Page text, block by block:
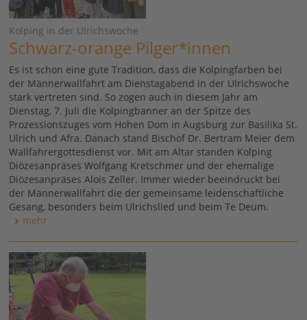
Kolping in der Ulrichswoche
Schwarz-orange Pilger*innen
Es ist schon eine gute Tradition, dass die Kolpingfarben bei
der Männerwallfahrt am Dienstagabend in der Ulrichswoche
stark vertreten sind. So zogen auch in diesem Jahr am
Dienstag, 7. Juli die Kolpingbanner an der Spitze des
Prozessionszuges vom Hohen Dom in Augsburg zur Basilika St.
Ulrich und Afra. Danach stand Bischof Dr. Bertram Meier dem
Wallfahrergottesdienst vor. Mit am Altar standen Kolping
Diözesanpräses Wolfgang Kretschmer und der ehemalige
Diözesanpräses Alois Zeller. Immer wieder beeindruckt bei
der Männerwallfahrt die der gemeinsame leidenschaftliche
Gesang, besonders beim Ulrichslied und beim Te Deum.
mehr